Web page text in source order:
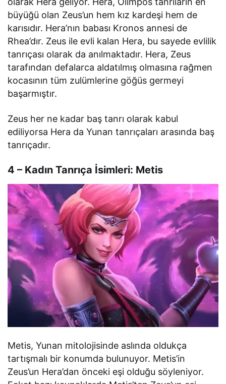
büyüğü olan Zeus’un hem kız kardeşi hem de
karısıdır. Hera’nın babası Kronos annesi de
Rhea’dır. Zeus ile evli kalan Hera, bu sayede evlilik
tanrıçası olarak da anılmaktadır. Hera, Zeus
tarafından defalarca aldatılmış olmasına rağmen
kocasının tüm zulümlerine göğüs germeyi
başarmıştır.
Zeus her ne kadar baş tanrı olarak kabul
ediliyorsa Hera da Yunan tanrıçaları arasında baş
tanrıçadır.
4 – Kadın Tanrıça İsimleri: Metis
Metis, Yunan mitolojisinde aslında oldukça
tartışmalı bir konumda bulunuyor. Metis’in
Zeus’un Hera’dan önceki eşi olduğu söyleniyor.